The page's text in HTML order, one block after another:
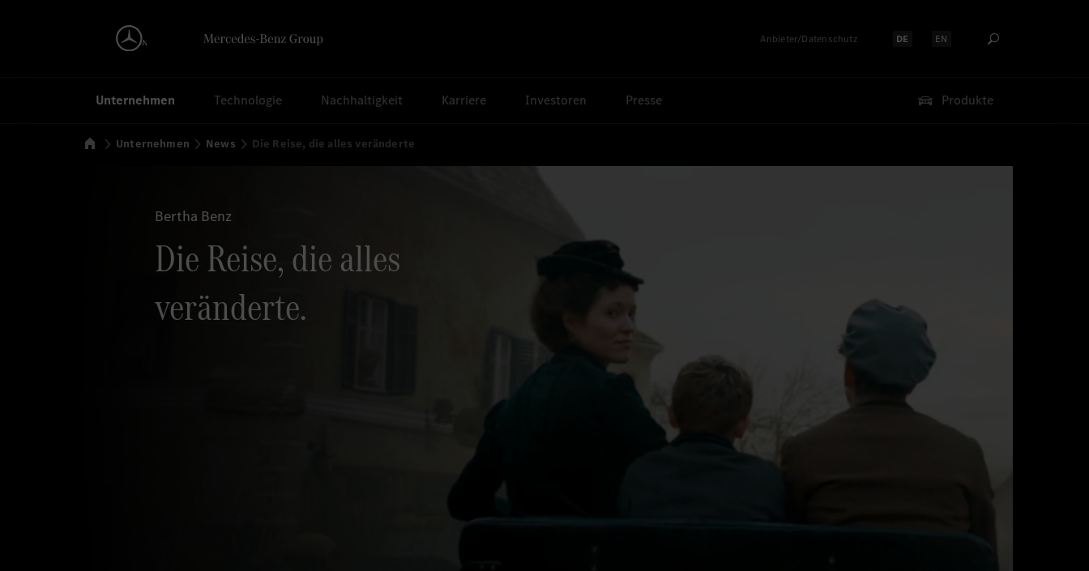
Anbieter/Datenschutz Sprache auswählen:
DE Sprache auswählen:
EN
Unternehmen Technologie Nachhaltigkeit Karriere Investoren Presse Produkte
Startseite
Unternehmen News Die Reise, die alles veränderte
Bertha Benz
Die Reise, die alles
veränderte.